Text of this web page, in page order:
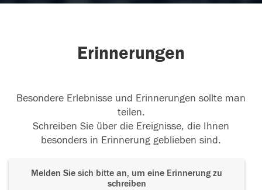
Erinnerungen
Besondere Erlebnisse und Erinnerungen sollte man
teilen.
Schreiben Sie über die Ereignisse, die Ihnen
besonders in Erinnerung geblieben sind.
Melden Sie sich bitte an, um eine Erinnerung zu
schreiben